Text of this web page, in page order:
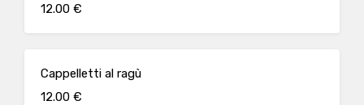
12.00 €
Cappelletti al ragù
12.00 €